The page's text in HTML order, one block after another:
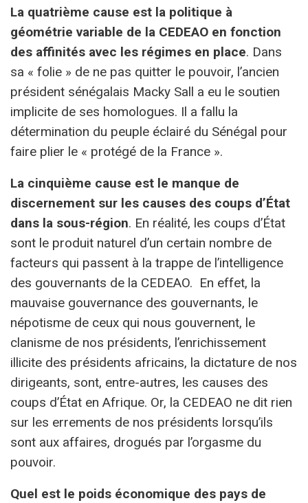
La quatrième cause est la politique à
géométrie variable de la CEDEAO en fonction
des affinités avec les régimes en place. Dans
sa « folie » de ne pas quitter le pouvoir, l’ancien
président sénégalais Macky Sall a eu le soutien
implicite de ses homologues. Il a fallu la
détermination du peuple éclairé du Sénégal pour
faire plier le « protégé de la France ».
La cinquième cause est le manque de
discernement sur les causes des coups d’État
dans la sous-région. En réalité, les coups d’État
sont le produit naturel d’un certain nombre de
facteurs qui passent à la trappe de l’intelligence
des gouvernants de la CEDEAO. En effet, la
mauvaise gouvernance des gouvernants, le
népotisme de ceux qui nous gouvernent, le
clanisme de nos présidents, l’enrichissement
illicite des présidents africains, la dictature de nos
dirigeants, sont, entre-autres, les causes des
coups d’État en Afrique. Or, la CEDEAO ne dit rien
sur les errements de nos présidents lorsqu’ils
sont aux affaires, drogués par l’orgasme du
pouvoir.
Quel est le poids économique des pays de